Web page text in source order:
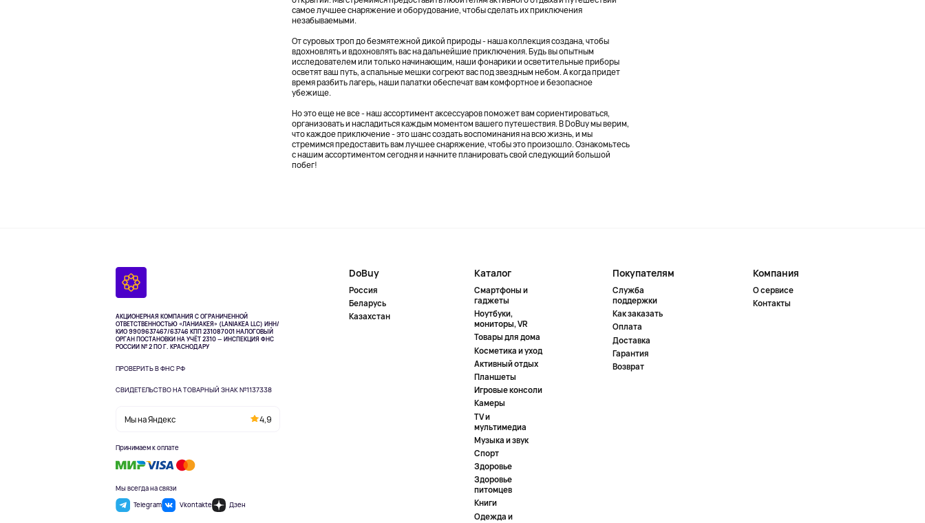
самое лучшее снаряжение и оборудование, чтобы сделать их приключения
незабываемыми.
От суровых троп до безмятежной дикой природы - наша коллекция создана, чтобы
вдохновлять и вдохновлять вас на дальнейшие приключения. Будь вы опытным
исследователем или только начинающим, наши фонарики и осветительные приборы
осветят ваш путь, а спальные мешки согреют вас под звездным небом. А когда придет
время разбить лагерь, наши палатки обеспечат вам комфортное и безопасное
убежище.
Но это еще не все - наш ассортимент аксессуаров поможет вам сориентироваться,
организовать и насладиться каждым моментом вашего путешествия. В DoBuy мы верим,
что каждое приключение - это шанс создать воспоминания на всю жизнь, и мы
стремимся предоставить вам лучшее снаряжение, чтобы это произошло. Ознакомьтесь
с нашим ассортиментом сегодня и начните планировать свой следующий большой
побег!
АКЦИОНЕРНАЯ КОМПАНИЯ С ОГРАНИЧЕННОЙ
ОТВЕТСТВЕННОСТЬЮ «ЛАНИАКЕЯ» (LANIAKEA LLC) ИНН/
КИО 9909637467/63746 КПП 231087001НАЛОГОВЫЙ
ОРГАН ПОСТАНОВКИ НА УЧЁТ 2310 — ИНСПЕКЦИЯ ФНС
РОССИИ № 2 ПО Г. КРАСНОДАРУ
ПРОВЕРИТЬ В ФНС РФ
СВИДЕТЕЛЬСТВО НА ТОВАРНЫЙ ЗНАК №1137338
Мы на Яндекс 4,9
Принимаем к оплате
Мы всегда на связи
Telegram
Vkontakte Дзен
DoBuy
Россия
Беларусь
Казахстан
Каталог
Смартфоны и
гаджеты
Ноутбуки,
мониторы, VR
Товары для дома
Косметика и уход
Активный отдых
Планшеты
Игровые консоли
Камеры
TV и
мультимедиа
Музыка и звук
Спорт
Здоровье
Здоровье
питомцев
Книги
Одежда и
Покупателям
Служба
поддержки
Как заказать
Оплата
Доставка
Гарантия
Возврат
Компания
О сервисе
Контакты